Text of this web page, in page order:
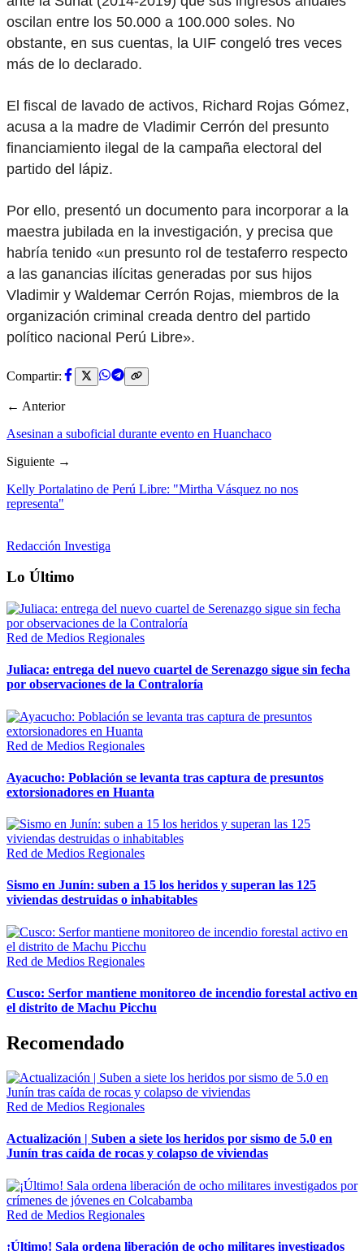
oscilan entre los 50.000 a 100.000 soles. No
obstante, en sus cuentas, la UIF congeló tres veces
más de lo declarado.
El fiscal de lavado de activos, Richard Rojas Gómez,
acusa a la madre de Vladimir Cerrón del presunto
financiamiento ilegal de la campaña electoral del
partido del lápiz.
Por ello, presentó un documento para incorporar a la
maestra jubilada en la investigación, y precisa que
habría tenido «un presunto rol de testaferro respecto
a las ganancias ilícitas generadas por sus hijos
Vladimir y Waldemar Cerrón Rojas, miembros de la
organización criminal creada dentro del partido
político nacional Perú Libre».
Compartir:
← Anterior
Asesinan a suboficial durante evento en Huanchaco
Siguiente →
Kelly Portalatino de Perú Libre: "Mirtha Vásquez no nos
representa"
Redacción Investiga
Lo Último
Red de Medios Regionales
Juliaca: entrega del nuevo cuartel de Serenazgo sigue sin fecha
por observaciones de la Contraloría
Red de Medios Regionales
Ayacucho: Población se levanta tras captura de presuntos
extorsionadores en Huanta
Red de Medios Regionales
Sismo en Junín: suben a 15 los heridos y superan las 125
viviendas destruidas o inhabitables
Red de Medios Regionales
Cusco: Serfor mantiene monitoreo de incendio forestal activo en
el distrito de Machu Picchu
Recomendado
Red de Medios Regionales
Actualización | Suben a siete los heridos por sismo de 5.0 en
Junín tras caída de rocas y colapso de viviendas
Red de Medios Regionales
¡Último! Sala ordena liberación de ocho militares investigados